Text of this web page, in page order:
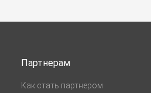
Партнерам
Как стать партнером